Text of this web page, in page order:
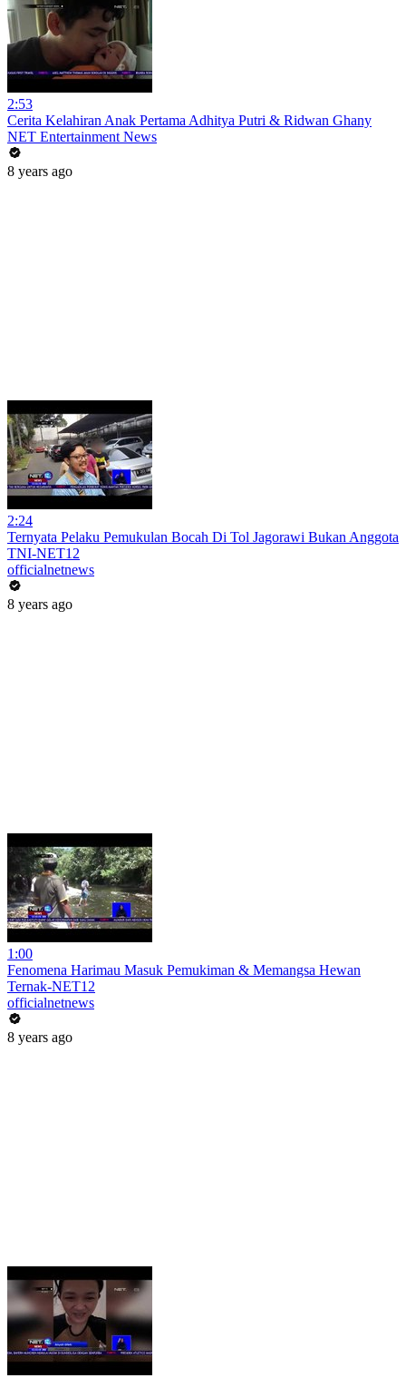
2:53
Cerita Kelahiran Anak Pertama Adhitya Putri & Ridwan Ghany
NET Entertainment News
8 years ago
2:24
Ternyata Pelaku Pemukulan Bocah Di Tol Jagorawi Bukan Anggota
TNI-NET12
officialnetnews
8 years ago
1:00
Fenomena Harimau Masuk Pemukiman & Memangsa Hewan
Ternak-NET12
officialnetnews
8 years ago